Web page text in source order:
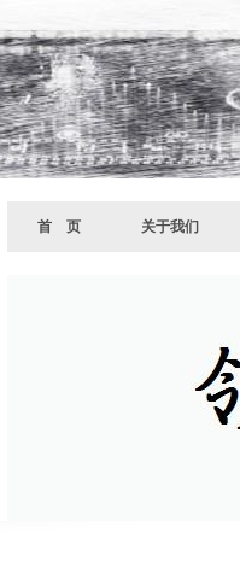
首 页 关于我们